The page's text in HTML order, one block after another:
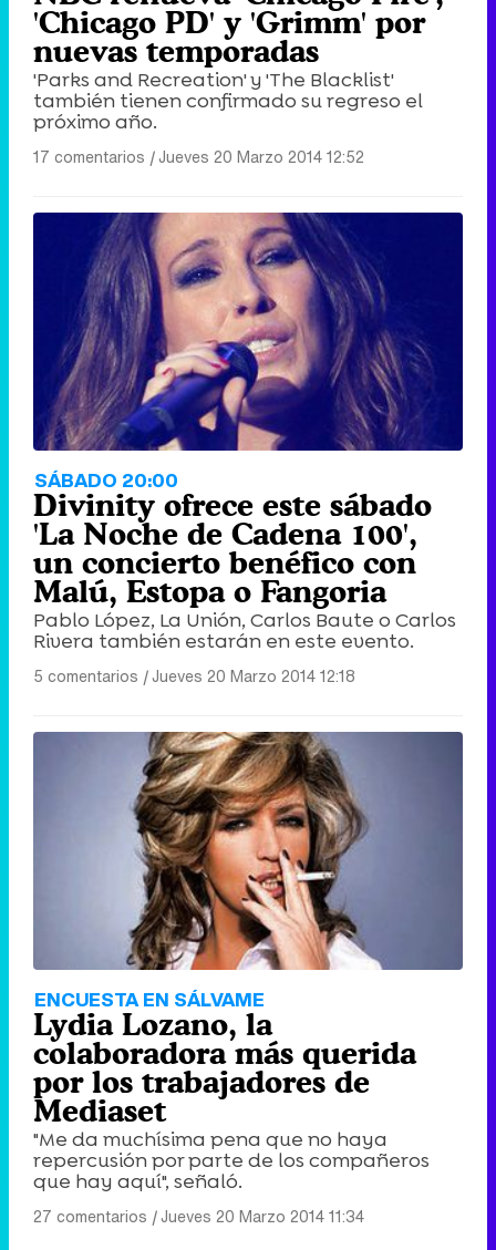
'Chicago PD' y 'Grimm' por
nuevas temporadas
'Parks and Recreation' y 'The Blacklist'
también tienen confirmado su regreso el
próximo año.
17 comentarios |Jueves 20 Marzo 2014 12:52
SÁBADO 20:00
Divinity ofrece este sábado
'La Noche de Cadena 100',
un concierto benéfico con
Malú, Estopa o Fangoria
Pablo López, La Unión, Carlos Baute o Carlos
Rivera también estarán en este evento.
5 comentarios |Jueves 20 Marzo 2014 12:18
ENCUESTA EN SÁLVAME
Lydia Lozano, la
colaboradora más querida
por los trabajadores de
Mediaset
"Me da muchísima pena que no haya
repercusión por parte de los compañeros
que hay aquí", señaló.
27 comentarios |Jueves 20 Marzo 2014 11:34